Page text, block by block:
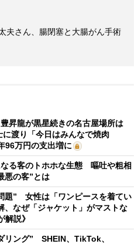
夫さん、腸閉塞と大腸がん手術
昇龍が黒星続きの名古屋場所は
に渡り「今日はみんなで焼肉
96万円の支出増に
る客のトホホな生態 嘔吐や粗相
悪の客”とは
題” 女性は「ワンピースを着てい
、なぜ「ジャケット」がマストな
説》
リング” SHEIN、TikTok、